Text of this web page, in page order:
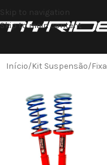
Skip to navigation
Skip to main content
Início Kit Suspensão Fixa